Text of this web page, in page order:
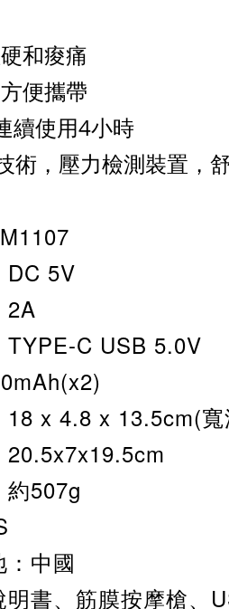
和痠痛
便攜帶
續使用4小時
術，壓力檢測裝置，
5V
C USB 5.0V
x 4.8 x 13.5cm(寬
507g
中國
書、筋膜按摩槍、